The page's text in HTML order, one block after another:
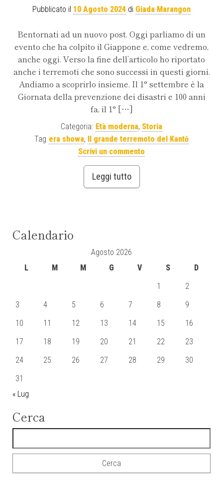
Pubblicato il 10 Agosto 2024 di Giada Marangon
Bentornati ad un nuovo post. Oggi parliamo di un
evento che ha colpito il Giappone e, come vedremo,
anche oggi. Verso la fine dell’articolo ho riportato
anche i terremoti che sono successi in questi giorni.
Andiamo a scoprirlo insieme. Il 1° settembre è la
Giornata della prevenzione dei disastri e 100 anni
fa, il 1° […]
Categoria: Età moderna, Storia
Tag era showa,
Il grande terremoto del Kantō
Scrivi un commento
Leggi tutto
Calendario
Agosto 2026
L
M M G V S
D
1
2
3
4 5 6 7 8
9
10
11 12 13 14 15
16
17
18 19 20 21 22
23
24
25 26 27 28 29
30
31
« Lug
Cerca